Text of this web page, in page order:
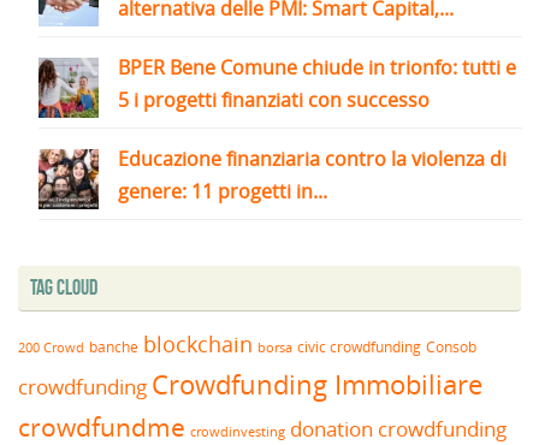
alternativa delle PMI: Smart Capital,...
BPER Bene Comune chiude in trionfo: tutti e
5 i progetti finanziati con successo
Educazione finanziaria contro la violenza di
genere: 11 progetti in...
Tag Cloud
200 Crowd banche blockchain borsa civic crowdfunding Consob
crowdfunding Crowdfunding Immobiliare
crowdfundme crowdinvesting donation crowdfunding